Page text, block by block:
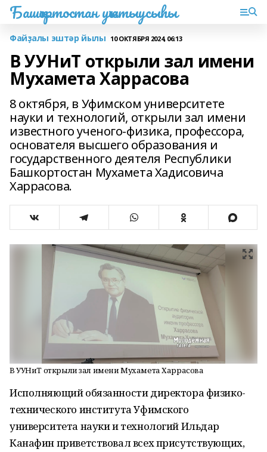
Башҡортостан уҡытыусыһы
Файҙалы эштәр йылы 10 ОКТЯБРЯ 2024, 06:13
В УУНиТ открыли зал имени
Мухамета Харрасова
8 октября, в Уфимском университете
науки и технологий, открыли зал имени
известного ученого-физика, профессора,
основателя высшего образования и
государственного деятеля Республики
Башкортостан Мухамета Хадисовича
Харрасова.
В УУНиТ открыли зал имени Мухамета Харрасова
Исполняющий обязанности директора физико-
технического института Уфимского
университета науки и технологий Ильдар
Канафин приветствовал всех присутствующих,